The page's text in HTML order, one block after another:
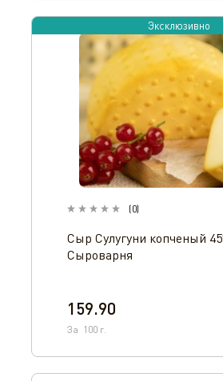
Эксклюзивно
(0)
Сыр Сулугуни копченый
Сыроварня
159.90
За 100 г.